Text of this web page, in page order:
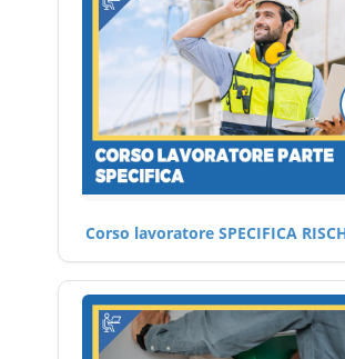
Corso lavoratore SPECIFICA